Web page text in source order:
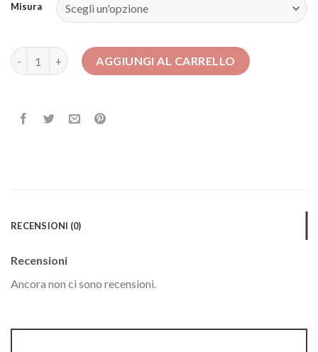
Misura
abiti da donna per cerimonia quantità
AGGIUNGI AL CARRELLO
RECENSIONI (0)
Recensioni
Ancora non ci sono recensioni.